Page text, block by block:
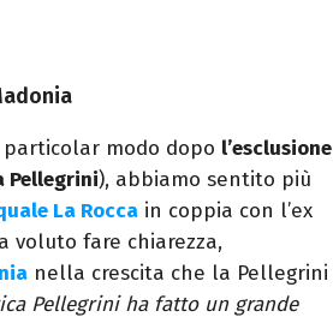
modo dopo l’esclusione
Pellegrini), abbiamo sentito più
La Rocca in coppia con l’ex
voluto fare chiarezza,
nella crescita che la Pellegrini
Pellegrini ha fatto un grande